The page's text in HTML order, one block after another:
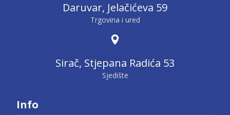
Daruvar, Jelačićeva 59
Trgovina i ured
Sirač, Stjepana Radića 53
Sjedište
Info